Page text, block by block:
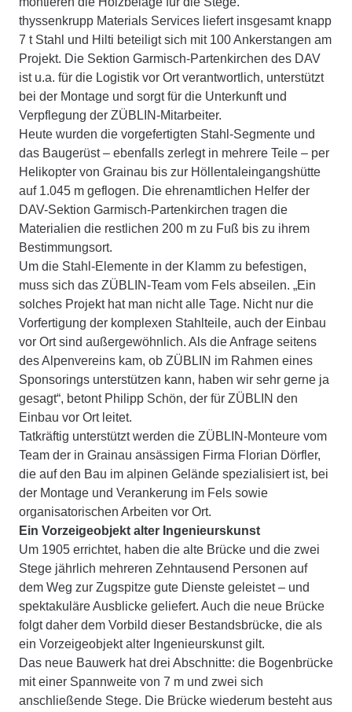
thyssenkrupp Materials Services liefert insgesamt knapp
7 t Stahl und Hilti beteiligt sich mit 100 Ankerstangen am
Projekt. Die Sektion Garmisch-Partenkirchen des DAV
ist u.a. für die Logistik vor Ort verantwortlich, unterstützt
bei der Montage und sorgt für die Unterkunft und
Verpflegung der ZÜBLIN-Mitarbeiter.
Heute wurden die vorgefertigten Stahl-Segmente und
das Baugerüst – ebenfalls zerlegt in mehrere Teile – per
Helikopter von Grainau bis zur Höllentaleingangshütte
auf 1.045 m geflogen. Die ehrenamtlichen Helfer der
DAV-Sektion Garmisch-Partenkirchen tragen die
Materialien die restlichen 200 m zu Fuß bis zu ihrem
Bestimmungsort.
Um die Stahl-Elemente in der Klamm zu befestigen,
muss sich das ZÜBLIN-Team vom Fels abseilen. „Ein
solches Projekt hat man nicht alle Tage. Nicht nur die
Vorfertigung der komplexen Stahlteile, auch der Einbau
vor Ort sind außergewöhnlich. Als die Anfrage seitens
des Alpenvereins kam, ob ZÜBLIN im Rahmen eines
Sponsorings unterstützen kann, haben wir sehr gerne ja
gesagt“, betont Philipp Schön, der für ZÜBLIN den
Einbau vor Ort leitet.
Tatkräftig unterstützt werden die ZÜBLIN-Monteure vom
Team der in Grainau ansässigen Firma Florian Dörfler,
die auf den Bau im alpinen Gelände spezialisiert ist, bei
der Montage und Verankerung im Fels sowie
organisatorischen Arbeiten vor Ort.
Ein Vorzeigeobjekt alter Ingenieurskunst
Um 1905 errichtet, haben die alte Brücke und die zwei
Stege jährlich mehreren Zehntausend Personen auf
dem Weg zur Zugspitze gute Dienste geleistet – und
spektakuläre Ausblicke geliefert. Auch die neue Brücke
folgt daher dem Vorbild dieser Bestandsbrücke, die als
ein Vorzeigeobjekt alter Ingenieurskunst gilt.
Das neue Bauwerk hat drei Abschnitte: die Bogenbrücke
mit einer Spannweite von 7 m und zwei sich
anschließende Stege. Die Brücke wiederum besteht aus